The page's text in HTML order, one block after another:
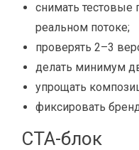
снимать тестовые
реальном потоке;
проверять 2–3
делать минимум
упрощать
фиксировать
CTA-блок